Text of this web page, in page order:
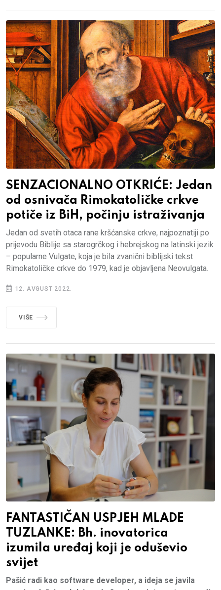
SENZACIONALNO OTKRIĆE: Jedan
od osnivača Rimokatoličke crkve
potiče iz BiH, počinju istraživanja
Jedan od svetih otaca rane kršćanske crkve, najpoznatiji po
prijevodu Biblije sa starogrčkog i hebrejskog na latinski jezik
– popularne Vulgate, koja je bila zvanični biblijski tekst
Rimokatoličke crkve do 1979, kad je objavljena Neovulgata.
12. AVGUST 2022.
VIŠE
FANTASTIČAN USPJEH MLADE
TUZLANKE: Bh. inovatorica
izumila uređaj koji je oduševio
svijet
Pašić radi kao software developer, a ideja se javila